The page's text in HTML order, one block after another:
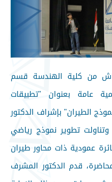
من كلية الهندسة قسم
عامة بعنوان "تطبيقات
الطيران" بإشراف الدكتور
تطوير نموذج رياضي
عمودية ذات محاور طيران
قدم الدكتور المشرف